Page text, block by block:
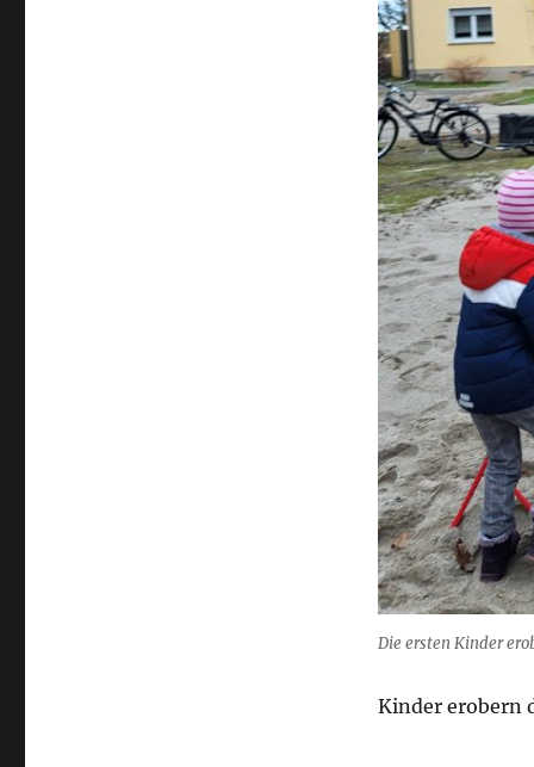
Die ersten Kinder
Kinder erobern